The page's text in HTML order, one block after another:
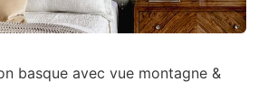
basque avec vue montagne &